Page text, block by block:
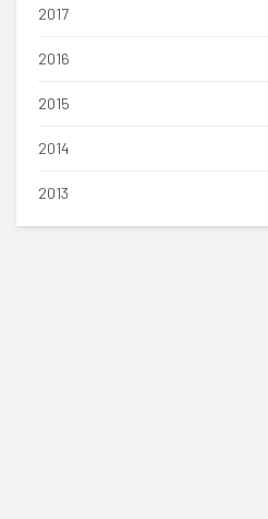
2017
2016
2015
2014
2013